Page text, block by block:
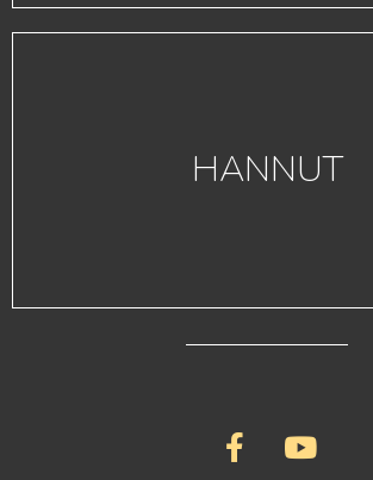
HANNUT